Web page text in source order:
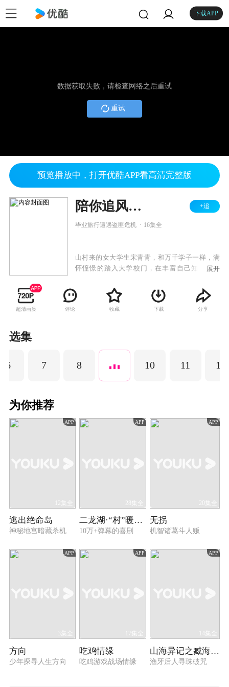
下载APP
数据获取失败，请检查网络之后重试
重试
预览播放中，打开优酷APP看高清完整版
陪你追风逐浪 +追
毕业旅行遭遇盗匪危机 16集全
山村来的女大学生宋青青，和万千学子一样，满
怀憧憬的踏入大学校门，在丰富自己知识的同
中，宋青青几人无意间闯入一场盗匪的交易之
中，毕业旅行变成了一场考验生死的冒险之旅。
展开
超清画质 评论 收藏 下载 分享
选集
6 7 8 10 11 12
为你推荐
APP
12集全
逃出绝命岛
神秘地宫暗藏杀机
APP
28集全
二龙湖·“村”暖花开2
10万+弹幕的喜剧
APP
20集全
无拐
机智诸葛斗人贩
APP
3集全
方向
少年探寻人生方向
APP
17集全
吃鸡情缘
吃鸡游戏战场情缘
APP
14集全
山海异记之臧海沉珠
渔牙后人寻珠破咒